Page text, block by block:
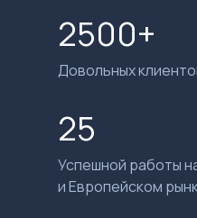
25
Успешной работы
и Европейском
2500+
Довольных